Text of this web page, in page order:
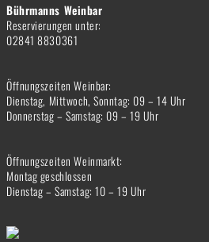
Bührmanns Weinbar
Reservierungen unter:
02841 8830361
Öffnungszeiten Weinbar:
Dienstag, Mittwoch, Sonntag: 09 – 14 Uhr
Donnerstag – Samstag: 09 – 19 Uhr
Öffnungszeiten Weinmarkt:
Montag geschlossen
Dienstag – Samstag: 10 – 19 Uhr